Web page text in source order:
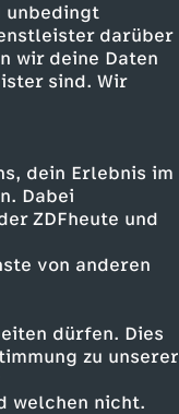
unbedingt
darüber
wir deine Daten
sind. Wir
dein Erlebnis im
Dabei
ZDFheute und
von anderen
dürfen. Dies
zu unserer
welchen nicht.